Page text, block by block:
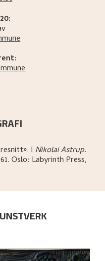
. I Nikolai Astrup.
Oslo: Labyrinth Press,